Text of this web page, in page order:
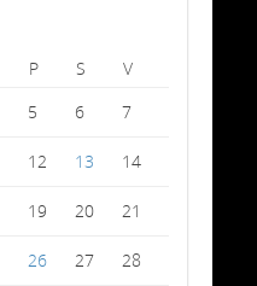
P S
V
5 6 7
12 13 14
19 20 21
26 27 28